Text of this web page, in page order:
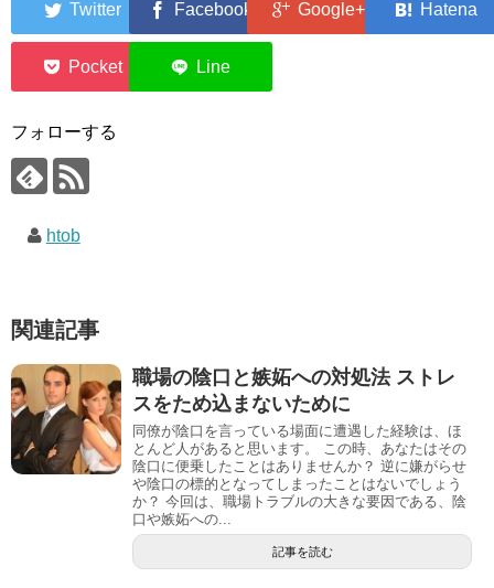
フォローする
htob
関連記事
職場の陰口と嫉妬への対処法 ストレ
スをため込まないために
同僚が陰口を言っている場面に遭遇した経験は、ほ
とんど人があると思います。 この時、あなたはその
陰口に便乗したことはありませんか？ 逆に嫌がらせ
や陰口の標的となってしまったことはないでしょう
か？ 今回は、職場トラブルの大きな要因である、陰
口や嫉妬への...
記事を読む